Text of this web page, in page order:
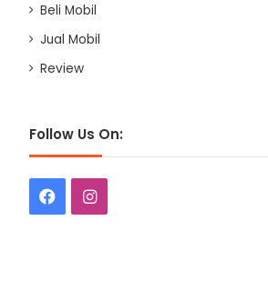
Beli Mobil
Jual Mobil
Review
Follow Us On:
FacebookInstagram